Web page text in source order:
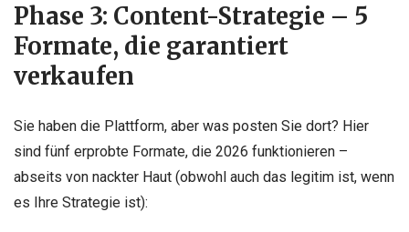
Phase 3: Content-Strategie – 5
Formate, die garantiert
verkaufen
Sie haben die Plattform, aber was posten Sie dort? Hier
sind fünf erprobte Formate, die 2026 funktionieren –
abseits von nackter Haut (obwohl auch das legitim ist, wenn
es Ihre Strategie ist):